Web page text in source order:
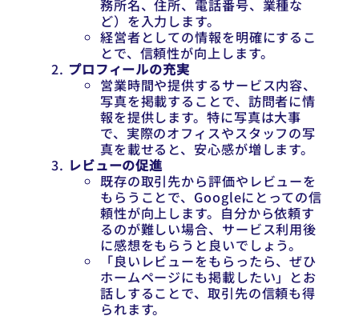
務所名、住所、電話番号、業種な
ど）を入力します。
経営者としての情報を明確にするこ
とで、信頼性が向上します。
プロフィールの充実
営業時間や提供するサービス内容、
写真を掲載することで、訪問者に情
報を提供します。特に写真は大事
で、実際のオフィスやスタッフの写
真を載せると、安心感が増します。
レビューの促進
既存の取引先から評価やレビューを
もらうことで、Googleにとっての信
頼性が向上します。自分から依頼す
るのが難しい場合、サービス利用後
に感想をもらうと良いでしょう。
「良いレビューをもらったら、ぜひ
ホームページにも掲載したい」とお
話しすることで、取引先の信頼も得
られます。